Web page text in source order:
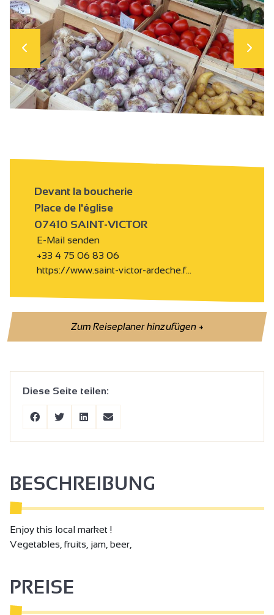
Devant la boucherie
Place de l'église
07410 SAINT-VICTOR
E-Mail senden
+33 4 75 06 83 06
https://www.saint-victor-ardeche.f…
Zum Reiseplaner hinzufügen+
Diese Seite teilen:
BESCHREIBUNG
Enjoy this local market !
Vegetables, fruits, jam, beer,
PREISE